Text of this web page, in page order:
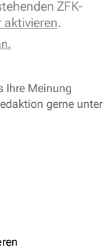
ZFK-
aktivieren.
Ihre Meinung
gerne unter